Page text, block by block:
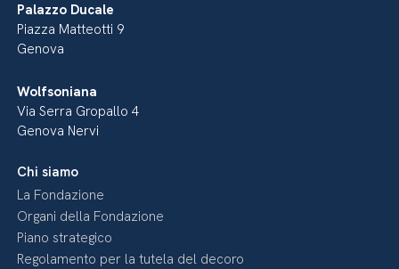
Palazzo Ducale
Piazza Matteotti 9
Genova
Wolfsoniana
Via Serra Gropallo 4
Genova Nervi
Chi siamo
La Fondazione
Organi della Fondazione
Piano strategico
Regolamento per la tutela del decoro